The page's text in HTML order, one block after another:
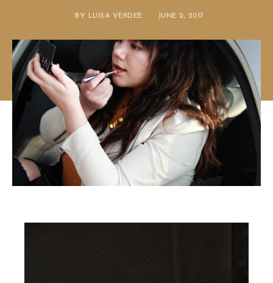
BY LUISA VERDEE JUNE 2, 2017